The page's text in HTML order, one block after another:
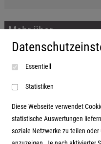
Mehr über...
Impressum
AGB
Datenschutzerklärung
Adresse
Essentiell
Statistiken
Diese Webseite verwendet
statistische Auswertungen
soziale Netzwerke zu teilen